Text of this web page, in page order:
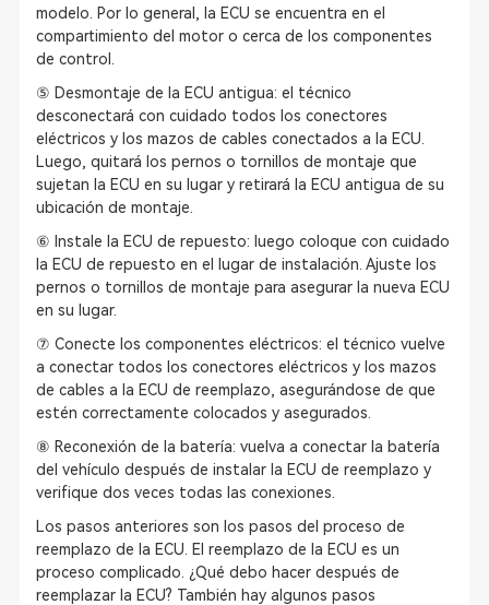
modelo. Por lo general, la ECU se encuentra en el
compartimiento del motor o cerca de los componentes
de control.
⑤ Desmontaje de la ECU antigua: el técnico
desconectará con cuidado todos los conectores
eléctricos y los mazos de cables conectados a la ECU.
Luego, quitará los pernos o tornillos de montaje que
sujetan la ECU en su lugar y retirará la ECU antigua de su
ubicación de montaje.
⑥ Instale la ECU de repuesto: luego coloque con cuidado
la ECU de repuesto en el lugar de instalación. Ajuste los
pernos o tornillos de montaje para asegurar la nueva ECU
en su lugar.
⑦ Conecte los componentes eléctricos: el técnico vuelve
a conectar todos los conectores eléctricos y los mazos
de cables a la ECU de reemplazo, asegurándose de que
estén correctamente colocados y asegurados.
⑧ Reconexión de la batería: vuelva a conectar la batería
del vehículo después de instalar la ECU de reemplazo y
verifique dos veces todas las conexiones.
Los pasos anteriores son los pasos del proceso de
reemplazo de la ECU. El reemplazo de la ECU es un
proceso complicado. ¿Qué debo hacer después de
reemplazar la ECU? También hay algunos pasos